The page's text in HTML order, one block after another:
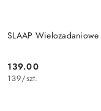
SLAAP
Cena:
139.00
139/szt.